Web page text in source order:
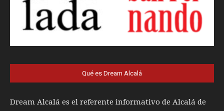
Qué es Dream Alcalá
Dream Alcalá es el referente informativo de Alcalá de